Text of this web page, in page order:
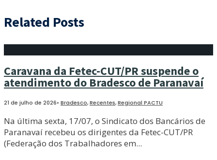
Related Posts
Caravana da Fetec-CUT/PR suspende o
atendimento do Bradesco de Paranavaí
21 de julho de 2026• Bradesco,Recentes,Regional PACTU
Na última sexta, 17/07, o Sindicato dos Bancários de
Paranavaí recebeu os dirigentes da Fetec-CUT/PR
(Federação dos Trabalhadores em...